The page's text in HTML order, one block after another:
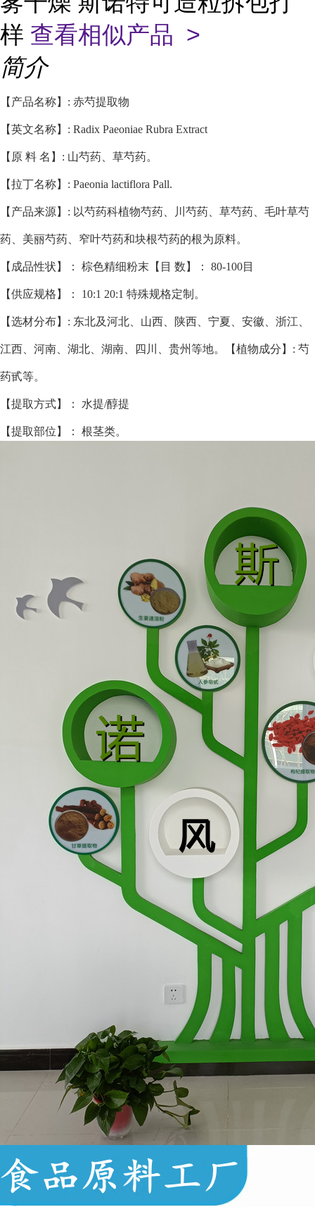
样 查看相似产品 >
简介
【产品名称】: 赤芍提取物
【英文名称】: Radix Paeoniae Rubra Extract
【原 料 名】: 山芍药、草芍药。
【拉丁名称】: Paeonia lactiflora Pall.
【产品来源】: 以芍药科植物芍药、川芍药、草芍药、毛叶草芍
药、美丽芍药、窄叶芍药和块根芍药的根为原料。
【成品性状】： 棕色精细粉末 【目 数】： 80-100目
【供应规格】： 10:1 20:1 特殊规格定制。
【选材分布】: 东北及河北、山西、陕西、宁夏、安徽、浙江、
江西、河南、湖北、湖南、四川、贵州等地。 【植物成分】: 芍
药甙等。
【提取方式】： 水提/醇提
【提取部位】： 根茎类。